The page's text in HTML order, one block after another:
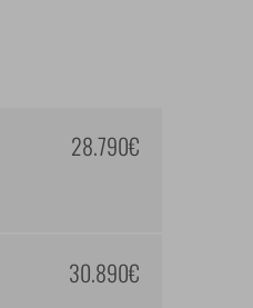
28.790€
30.890€